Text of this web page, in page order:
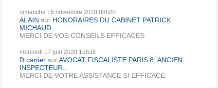
dimanche 15 novembre 2020 08h20
ALAIN sur HONORAIRES DU CABINET PATRICK
MICHAUD...
MERCI DE VOS CONSEILS EFFICACES
mercredi 17 juin 2020 15h38
D cartier surAVOCAT FISCALISTE PARIS 8, ANCIEN
INSPECTEUR...
MERCI DE VOTRE ASSISTANCE SI EFFICACE